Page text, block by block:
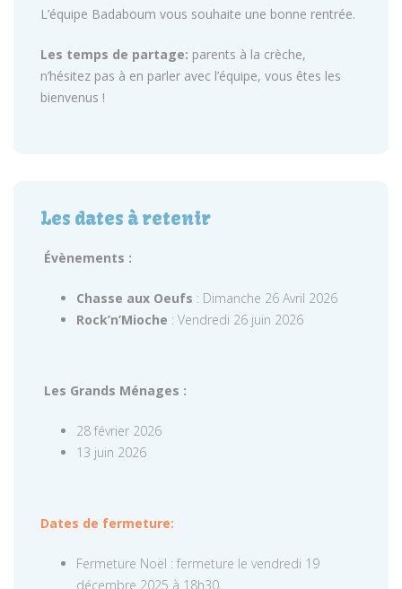
L’équipe Badaboum vous souhaite une bonne rentrée.
Les temps de partage: parents à la crèche,
n’hésitez pas à en parler avec l’équipe, vous êtes les
bienvenus !
Les dates à retenir
Évènements :
Chasse aux Oeufs : Dimanche 26 Avril 2026
Rock’n’Mioche : Vendredi 26 juin 2026
Les Grands Ménages :
28 février 2026
13 juin 2026
Dates de fermeture:
Fermeture Noël : fermeture le vendredi 19
décembre 2025 à 18h30,